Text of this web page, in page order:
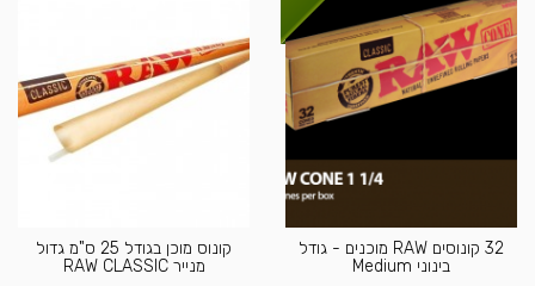
32 קונוסים RAW מוכנים - גודל
בינוני Medium
קונוס מוכן בגודל 25 ס"מ גדול
מנייר RAW CLASSIC